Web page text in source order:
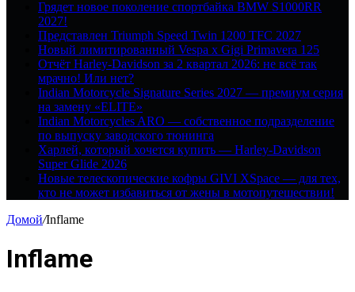
Грядет новое поколение спортбайка BMW S1000RR
2027!
Представлен Triumph Speed Twin 1200 TFC 2027
Новый лимитированный Vespa x Gigi Primavera 125
Отчёт Harley-Davidson за 2 квартал 2026: не всё так
мрачно! Или нет?
Indian Motorcycle Signature Series 2027 — премиум серия
на замену «ELITE»
Indian Motorcycles ARO — собственное подразделение
по выпуску заводского тюнинга
Харлей, который хочется купить — Harley-Davidson
Super Glide 2026
Новые телескопические кофры GIVI XSpace — для тех,
кто не может избавиться от жены в мотопутешествии!
Домой/Inflame
Inflame